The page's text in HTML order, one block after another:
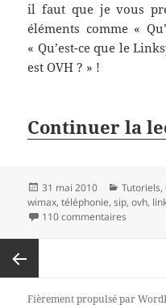
il faut que je vous
éléments comme «
« Qu’est-ce que le
est OVH ? » !
Continuer la
Publié
le
31 mai 2010 Tutoriels,
wimax,téléphonie,sip,ovh,
110 commentaires
des
PageFièrement propulsé par